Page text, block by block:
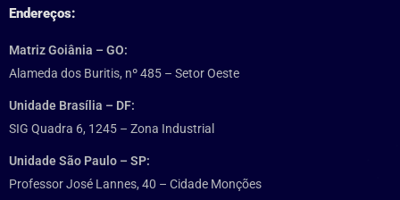
Endereços:
Matriz Goiânia – GO:
Alameda dos Buritis, nº 485 – Setor Oeste
Unidade Brasília – DF:
SIG Quadra 6, 1245 – Zona Industrial
Unidade São Paulo – SP:
Professor José Lannes, 40 – Cidade Monções